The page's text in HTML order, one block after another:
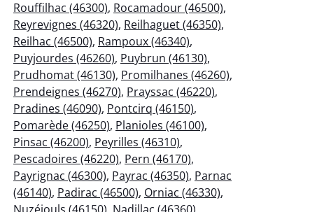
Rouffilhac (46300), Rocamadour (46500),
Reyrevignes (46320), Reilhaguet (46350),
Reilhac (46500), Rampoux (46340),
Puyjourdes (46260), Puybrun (46130),
Prudhomat (46130), Promilhanes (46260),
Prendeignes (46270), Prayssac (46220),
Pradines (46090), Pontcirq (46150),
Pomarède (46250), Planioles (46100),
Pinsac (46200), Peyrilles (46310),
Pescadoires (46220), Pern (46170),
Payrignac (46300), Payrac (46350), Parnac
(46140), Padirac (46500), Orniac (46330),